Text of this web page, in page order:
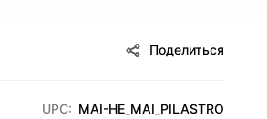
Поделиться
UPC: MAI-HE_MAI_PILASTRO